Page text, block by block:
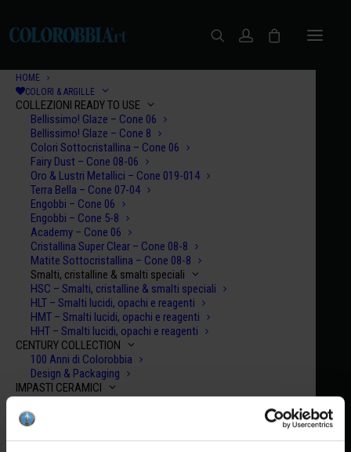
HOME
COLORI & ARGILLE
COLLEZIONI READY TO USE
Bellissimo! Glaze – Cone 06
Bellissimo! Glaze – Cone 8
Colori Sottocristallina – Cone 06
Fairy Dust – Cone 08-06
Oro & Lustri Metallici – Cone 019-014
Terra Bella – Cone 07-04
Engobbi – Cone 06
Engobbi – Cone 5-8
Academy – Cone 06
Cristallina Super Clear – Cone 08-8
Matite Sottocristallina – Cone 08-8
Smalti, cristalline & smalti speciali
HSC – Smalti, cristalline & smalti speciali
HLT – Smalti lucidi, opachi e reagenti
HMT – Smalti lucidi, opachi e reagenti
HHT – Smalti lucidi, opachi e reagenti
CENTURY COLLECTION
100 Anni di Colorobbia
Design & Packaging
IMPASTI CERAMICI
Argille Rosse
Terraglie Bianche
Impasti Autoindurenti
Argille & Smalti Raku
Let's Talk
Accetto la privacy policy
Facebook|You Tube|Instagram